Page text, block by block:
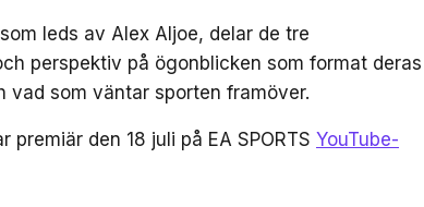
leds av Alex Aljoe, delar de tre
perspektiv på ögonblicken som format deras
vad som väntar sporten framöver.
premiär den 18 juli på EA SPORTS YouTube-